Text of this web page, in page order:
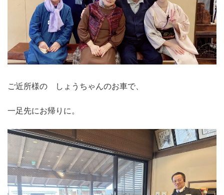
ご近所様の しょうちゃんのお車で、
一足先にお帰りに。